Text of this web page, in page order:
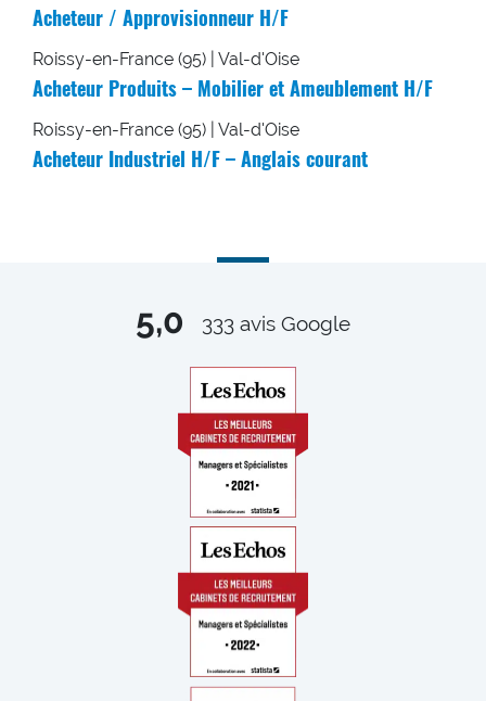
Acheteur / Approvisionneur H/F
Roissy-en-France (95) | Val-d'Oise
Acheteur Produits – Mobilier et Ameublement H/F
Roissy-en-France (95) | Val-d'Oise
Acheteur Industriel H/F – Anglais courant
5,0 333 avis Google